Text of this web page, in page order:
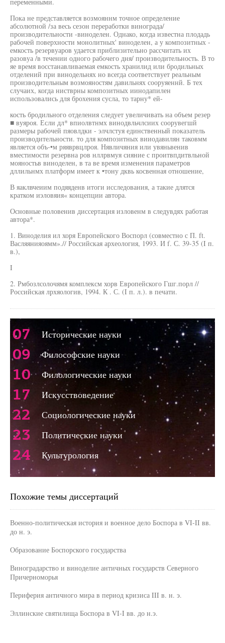
Пока не представляется возмояннм точное определение
абсолютной /за весь сезон переработки винограда/
производительности -виноделен. Однако, когда известна плодадь
рабочей поверхности монолитных' виноделен, а у композитных -
емкость резервуаров удается приблизительно рассчитать их
разовуа /в течении одного рабочего дня/ производительность. В то
яе время восстанавливаемая емкость хранилид или бродильных
отделений при винодельнях но всегда соответствует реальным
производительным возмояностям давильнях сооруяеннй. Б тех
случаих, когда нистврны композитных иинодапилен
использовались для брохения сусла, то тарну* ей-
кость бродильного отделения следует увеличивать на объем резер
■ вуяроя. Если дл* впиолвтнмх винодвльчлсиих соорувегшй
размеры рабочей пяовлдки - элчлстуя единственный показатель
производительности. то для композитных вииодавилян таковмм
является объ-•м ряяврвцлроя. Нявличяния или увяньвенив
вместимости резервна ров нллрвмуя сияние с проитвпдитвльной
мояностьв виноделен, в та ве время изменения параметров
дллильнмх платформ имеет к •тону дквь косвенная отношение,
В яаклвчеиим подяяденв итоги исследования, а такие длятся
кратком иэловяия« концепции автора.
Основные половенив диссертация изловенм в следувдях работая
автора*.
1. Виноделия ил хоря Европейского Воспорл (совместно с П. ft.
Васляянияоямм».// Российская археология, 1993. И f. С. 39-35 (I п.
в.),
I
2. Рмбозлсолочямя комплексм хорв Европейского Гшг.порл //
Российская лрхяологив, 1994. К . С. (I п. л.). в печати.
07 Исторические науки
09 Философские науки
10 Филологические науки
17 Искусствоведение
22 Социологические науки
23 Политические науки
24 Культурология
Похожие темы диссертаций
Военно-политическая история и военное дело Боспора в VI-II вв.
до н. э.
Образование Боспорского государства
Виноградарство и виноделие античных государств Северного
Причерноморья
Периферия античного мира в период кризиса III в. н. э.
Эллинские святилища Боспора в VI-I вв. до н.э.